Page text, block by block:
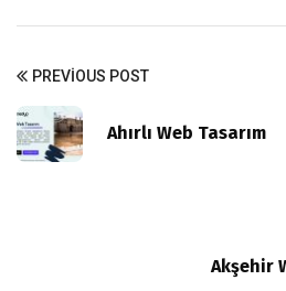
PREVIOUS POST
Ahırlı Web Tasarım
Akşehir